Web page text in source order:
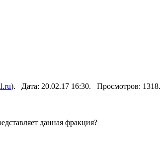
). Дата: 20.02.17 16:30. Просмотров: 1318.
данная фракция?